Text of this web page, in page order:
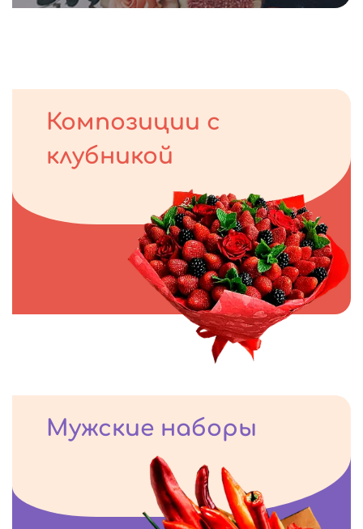
Композиции с
клубникой
Мужские наборы